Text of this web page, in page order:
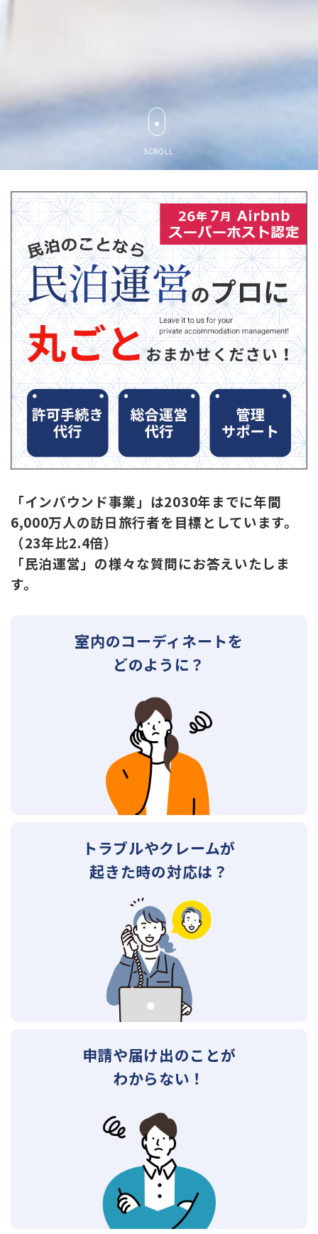
SCROLL
「インバウンド事業」は2030年までに年間
6,000万人の訪日旅行者を目標としています。
（23年比2.4倍）
「民泊運営」の様々な質問にお答えいたしま
す。
室内のコーディネートを
どのように？
トラブルやクレームが
起きた時の対応は？
申請や届け出のことが
わからない！